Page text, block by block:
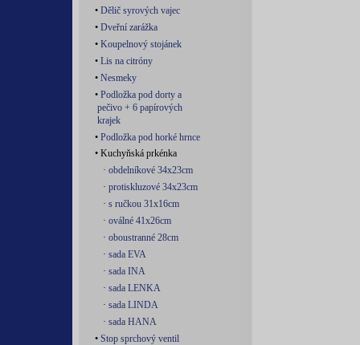
• Dělič syrových vajec
• Dveřní zarážka
• Koupelnový stojánek
• Lis na citróny
• Nesmeky
• Podložka pod dorty a
pečivo + 6 papírových
krajek
• Podložka pod horké hrnce
• Kuchyňská prkénka
· obdelníkové 34x23cm
· protiskluzové 34x23cm
· s ručkou 31x16cm
· oválné 41x26cm
· oboustranné 28cm
· sada EVA
· sada INA
· sada LENKA
· sada LINDA
· sada HANA
• Stop sprchový ventil